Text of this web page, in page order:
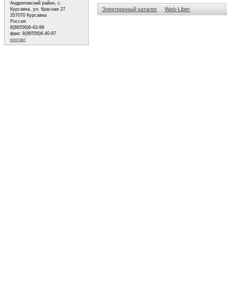
Электронный каталог Web-Liber
Андроповский район, с.
Курсавка, ул. Красная 27
357070 Курсавка
Россия
8(86556)6-43-99
факс 8(86556)6-40-87
контакт